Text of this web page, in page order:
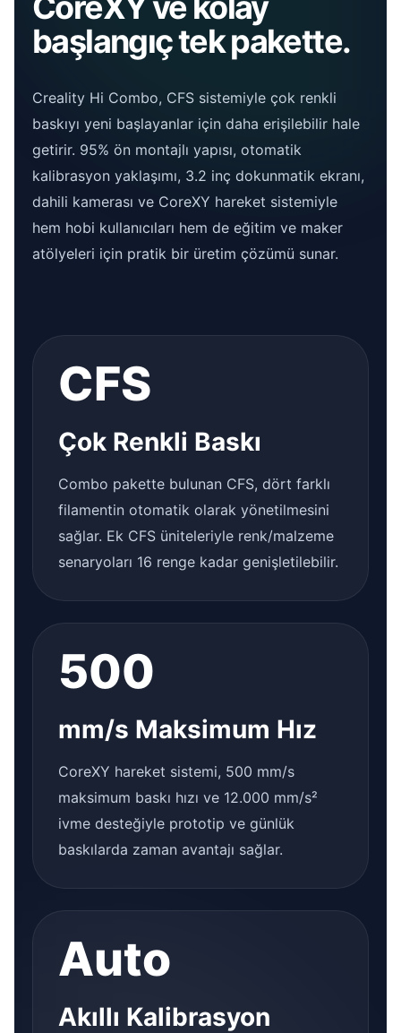
başlangıç tek pakette.
Creality Hi Combo, CFS sistemiyle çok renkli
baskıyı yeni başlayanlar için daha erişilebilir hale
getirir. 95% ön montajlı yapısı, otomatik
kalibrasyon yaklaşımı, 3.2 inç dokunmatik ekranı,
dahili kamerası ve CoreXY hareket sistemiyle
hem hobi kullanıcıları hem de eğitim ve maker
atölyeleri için pratik bir üretim çözümü sunar.
CFS
Çok Renkli Baskı
Combo pakette bulunan CFS, dört farklı
filamentin otomatik olarak yönetilmesini
sağlar. Ek CFS üniteleriyle renk/malzeme
senaryoları 16 renge kadar genişletilebilir.
500
mm/s Maksimum Hız
CoreXY hareket sistemi, 500 mm/s
maksimum baskı hızı ve 12.000 mm/s²
ivme desteğiyle prototip ve günlük
baskılarda zaman avantajı sağlar.
Auto
Akıllı Kalibrasyon